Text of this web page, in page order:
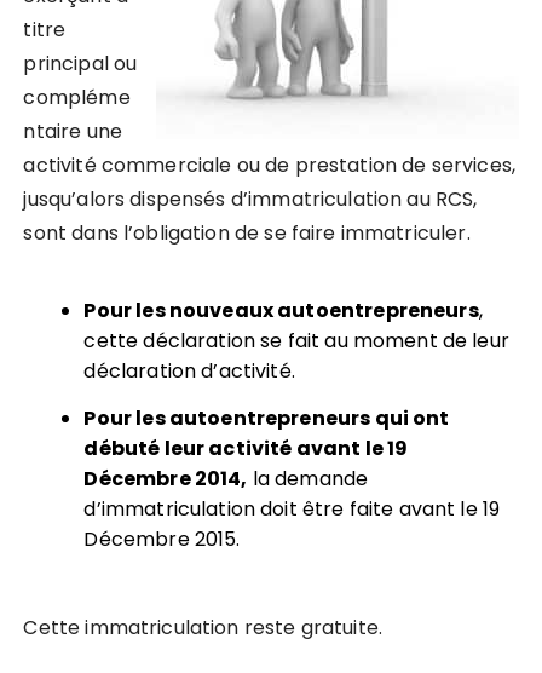
titre
principal ou
compléme
ntaire une
activité commerciale ou de prestation de services,
jusqu’alors dispensés d’immatriculation au RCS,
sont dans l’obligation de se faire immatriculer.
Pour les nouveaux autoentrepreneurs,
cette déclaration se fait au moment de leur
déclaration d’activité.
Pour les autoentrepreneurs qui ont
débuté leur activité avant le 19
Décembre 2014, la demande
d’immatriculation doit être faite avant le 19
Décembre 2015.
Cette immatriculation reste gratuite.